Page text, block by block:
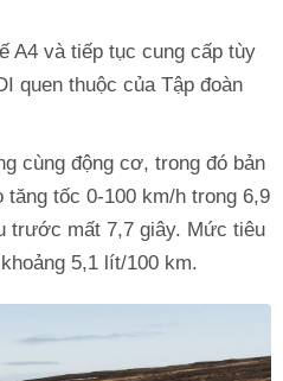
A4 và tiếp tục cung cấp tùy
quen thuộc của Tập đoàn
cùng động cơ, trong đó bản
tăng tốc 0-100 km/h trong 6,9
trước mất 7,7 giây. Mức tiêu
5,1 lít/100 km.